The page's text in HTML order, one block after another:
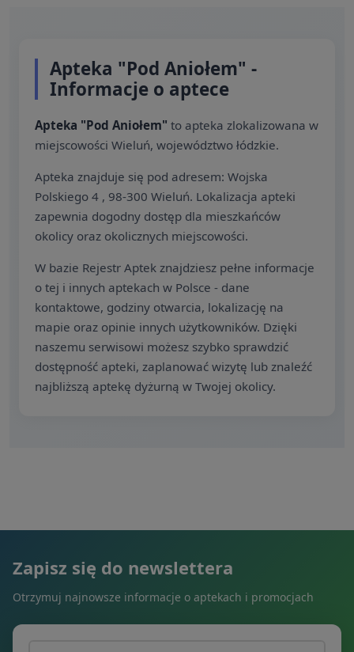
Apteka "Pod Aniołem" -
Informacje o aptece
Apteka "Pod Aniołem" to apteka zlokalizowana w
miejscowości Wieluń, województwo łódzkie.
Apteka znajduje się pod adresem: Wojska
Polskiego 4 , 98-300 Wieluń. Lokalizacja apteki
zapewnia dogodny dostęp dla mieszkańców
okolicy oraz okolicznych miejscowości.
W bazie Rejestr Aptek znajdziesz pełne informacje
o tej i innych aptekach w Polsce - dane
kontaktowe, godziny otwarcia, lokalizację na
mapie oraz opinie innych użytkowników. Dzięki
naszemu serwisowi możesz szybko sprawdzić
dostępność apteki, zaplanować wizytę lub znaleźć
najbliższą aptekę dyżurną w Twojej okolicy.
Zapisz się do newslettera
Otrzymuj najnowsze informacje o aptekach i promocjach